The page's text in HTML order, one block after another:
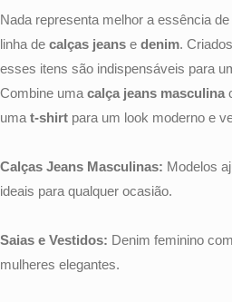
Nada representa melhor a essência
linha de calças jeans e denim.
esses itens são indispensáveis para
Combine uma calça jeans masculina
uma t-shirt para um look moderno e
Calças Jeans Masculinas: Modelos
ideais para qualquer ocasião.
Saias e Vestidos: Denim feminino
mulheres elegantes.